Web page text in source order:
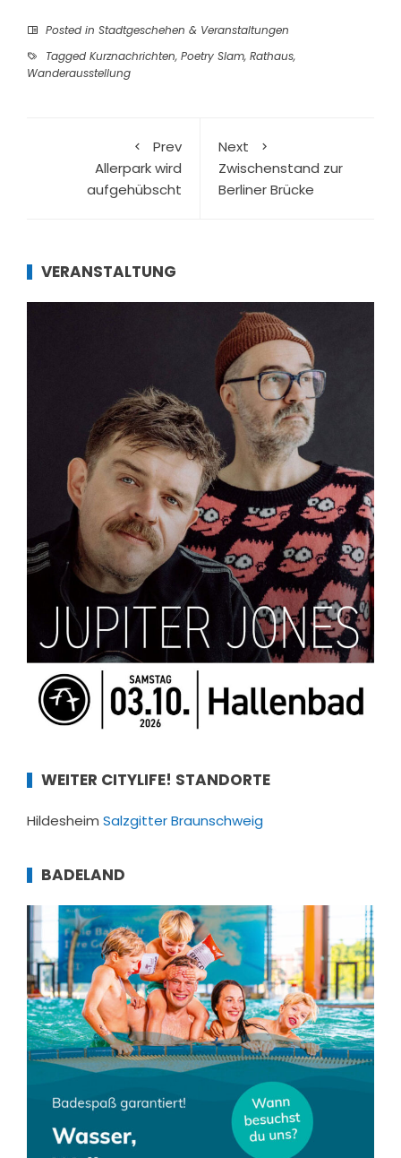
Posted in Stadtgeschehen & Veranstaltungen
Tagged Kurznachrichten, Poetry Slam, Rathaus,
Wanderausstellung
Prev
Allerpark wird
aufgehübscht
Next
Zwischenstand zur
Berliner Brücke
VERANSTALTUNG
WEITER CITYLIFE! STANDORTE
Hildesheim SalzgitterBraunschweig
BADELAND